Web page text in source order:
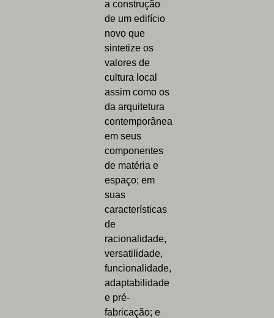
a construção
de um edifício
novo que
sintetize os
valores de
cultura local
assim como os
da arquitetura
contemporânea
em seus
componentes
de matéria e
espaço; em
suas
características
de
racionalidade,
versatilidade,
funcionalidade,
adaptabilidade
e pré-
fabricação; e